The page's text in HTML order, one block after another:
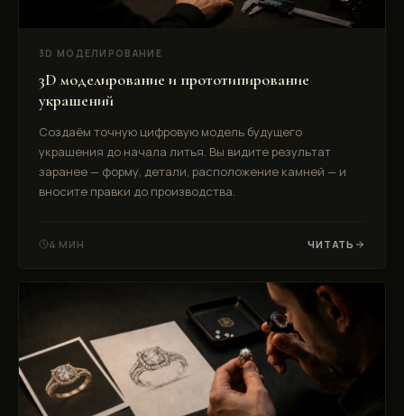
3D МОДЕЛИРОВАНИЕ
3D моделирование и прототипирование
украшений
Создаём точную цифровую модель будущего
украшения до начала литья. Вы видите результат
заранее — форму, детали, расположение камней — и
вносите правки до производства.
4 МИН ЧИТАТЬ